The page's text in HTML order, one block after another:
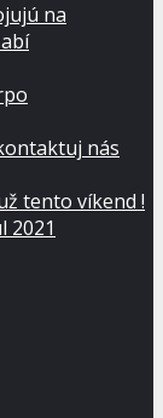
na
nás
tento víkend !
2021